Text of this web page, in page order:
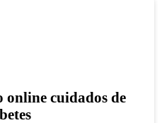
online cuidados de